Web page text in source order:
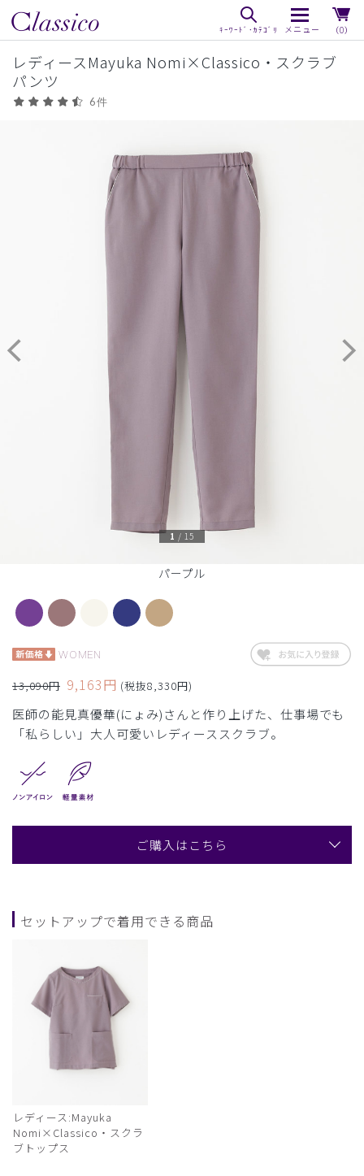
（0）
レディースMayuka Nomi×Classico・スクラブ
パンツ
6件
パープル
1 / 15
WOMEN
13,090円 9,163円 (税抜8,330円)
医師の能見真優華(にょみ)さんと作り上げた、仕事場でも
「私らしい」大人可愛いレディーススクラブ。
ご購入はこちら
セットアップで着用できる商品
レディース:Mayuka
Nomi×Classico・スクラ
ブトップス